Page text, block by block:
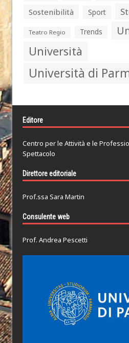
Sostenibilità Sport
Teatro Regio Trends
Università
Università di
Editore
Centro per le Attività e le
Spettacolo
Direttore editoriale
Prof.ssa Sara Martin
Consulente web
Prof. Andrea Pescetti